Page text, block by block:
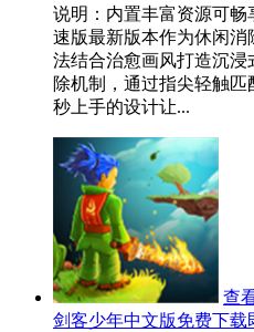
说明：内置丰富资源可
速版最新版本作为休闲
法结合治愈画风打造沉
除机制，通过指尖轻触
秒上手的设计让...
查
剑客少年中文版免费下载